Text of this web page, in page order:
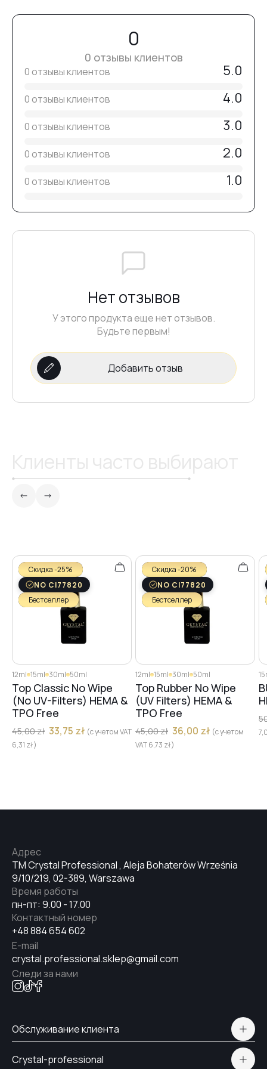
0
0 отзывы клиентов
0 отзывы клиентов 5.0
0 отзывы клиентов 4.0
0 отзывы клиентов 3.0
0 отзывы клиентов 2.0
0 отзывы клиентов 1.0
Нет отзывов
У этого продукта еще нет отзывов.
Будьте первым!
Добавить отзыв
Скидка -25%
NO CI77820
Бестселлер
12ml 15ml 30ml 50ml
Top Classic No Wipe
(No UV-Filters) HEMA &
TPO Free
45,00zł 33,75 zł (с учетом VAT
6,31 zł)
Скидка -20%
NO CI77820
Бестселлер
12ml 15ml 30ml 50ml
Top Rubber No Wipe
(UV Filters) HEMA &
TPO Free
45,00zł 36,00 zł (с учетом
VAT6,73 zł)
TM Crystal Professional , Aleja Bohaterów Września
9/10/219, 02-389, Warszawa
Адрес
пн-пт: 9.00 - 17.00
Время работы
+48 884 654 602
Контактный номер
crystal.professional.sklep@gmail.com
E-mail
Следи за нами
Обслуживание клиента
Доставка и оплата
Crystal-professional